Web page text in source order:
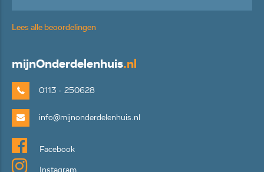
Lees alle beoordelingen
mijnOnderdelenhuis.nl
0113 - 250628
info@mijnonderdelenhuis.nl
Facebook